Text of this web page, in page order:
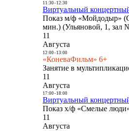
11:30- 12:30
Виртуальный
Показ м/ф «Мойдодыр»
мин.) (Ульяновой, 1, зал
11
Августа
12:00- 13:00
«КоневаФильм» 6+
Занятие в
11
Августа
17:00- 18:00
Виртуальный
Показ х/ф «Смелые
11
Августа